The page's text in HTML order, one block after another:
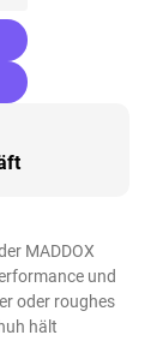
MADDOX
und
oder roughes
hält